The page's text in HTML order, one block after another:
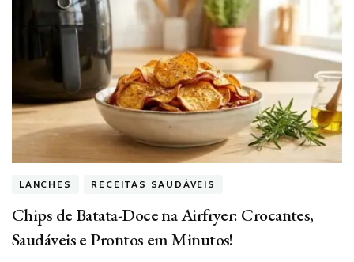
LANCHES RECEITAS SAUDÁVEIS
Chips de Batata-Doce na Airfryer: Crocantes,
Saudáveis e Prontos em Minutos!